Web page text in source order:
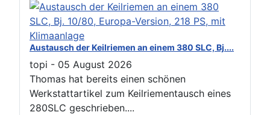
Austausch der Keilriemen an einem 380 SLC, Bj....
topi - 05 August 2026
Thomas hat bereits einen schönen
Werkstattartikel zum Keilriementausch eines
280SLC geschrieben....